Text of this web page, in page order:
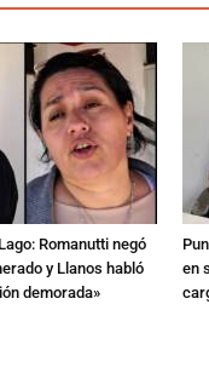
Romanutti negó
y Llanos habló
demorada»
en